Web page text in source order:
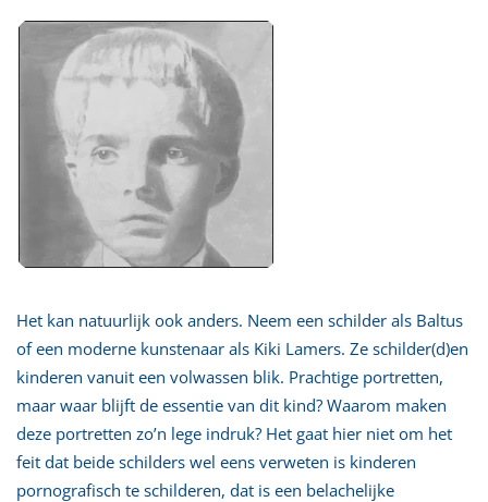
Het kan natuurlijk ook anders. Neem een schilder als Baltus
of een moderne kunstenaar als Kiki Lamers. Ze schilder(d)en
kinderen vanuit een volwassen blik. Prachtige portretten,
maar waar blijft de essentie van dit kind? Waarom maken
deze portretten zo’n lege indruk? Het gaat hier niet om het
feit dat beide schilders wel eens verweten is kinderen
pornografisch te schilderen, dat is een belachelijke